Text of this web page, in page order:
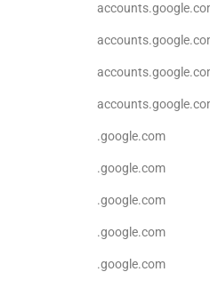
.google.com
.google.com
.google.com
.google.com
.google.com